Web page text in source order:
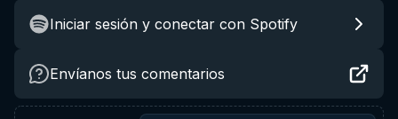
Iniciar sesión y conectar con Spotify
Envíanos tus comentarios